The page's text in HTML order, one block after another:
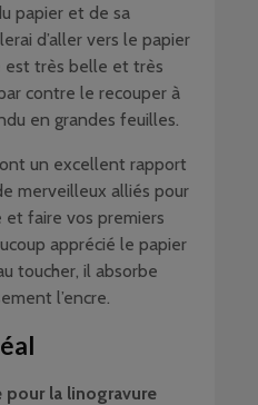
papier et de sa
d’aller vers le papier
est très belle et très
contre le recouper à
en grandes feuilles.
un excellent rapport
merveilleux alliés pour
et faire vos premiers
apprécié le papier
toucher, il absorbe
l’encre.
pour la linogravure